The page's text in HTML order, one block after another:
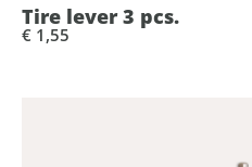
Tire lever 3 pcs.
€ 1,55